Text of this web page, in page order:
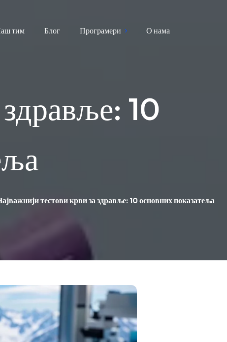
тим Блог Програмери О нама
10
тестови крви за здравље: 10 основних показатеља